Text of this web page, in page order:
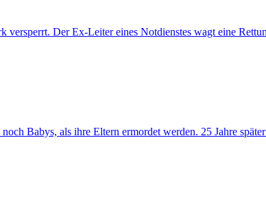
Der Ex-Leiter eines Notdienstes wagt eine
Babys, als ihre Eltern ermordet werden. 25 Jahre